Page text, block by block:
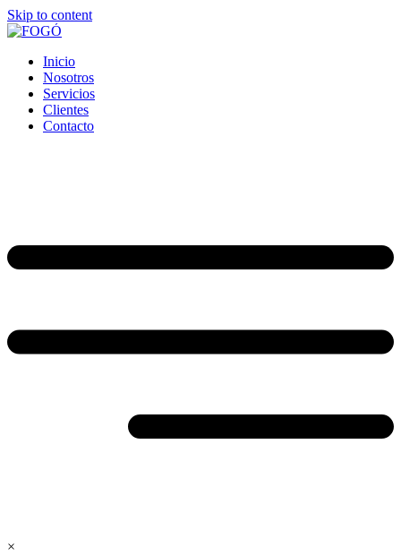
Skip to content
Inicio
Nosotros
Servicios
Clientes
Contacto
×